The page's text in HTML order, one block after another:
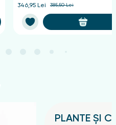
346,95 Lei 385,50 Lei
PLANTE ȘI